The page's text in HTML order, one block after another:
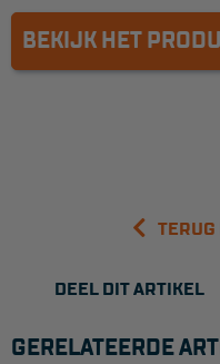
Rolsteigers
Hangbruginstallaties
Schilderwerkzaamheden
BEKIJK HET
DEEL DIT ARTIKEL
GERELATEERDE